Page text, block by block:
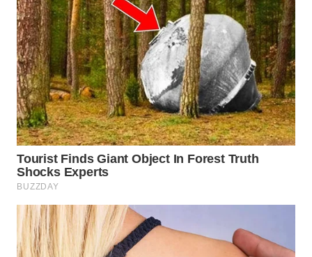
NEWS
WAHANA
TANI
WAHANA
ADVOKAT
WAHANA
INFRASTRUKTUR
KONSUMEN
WAHANA